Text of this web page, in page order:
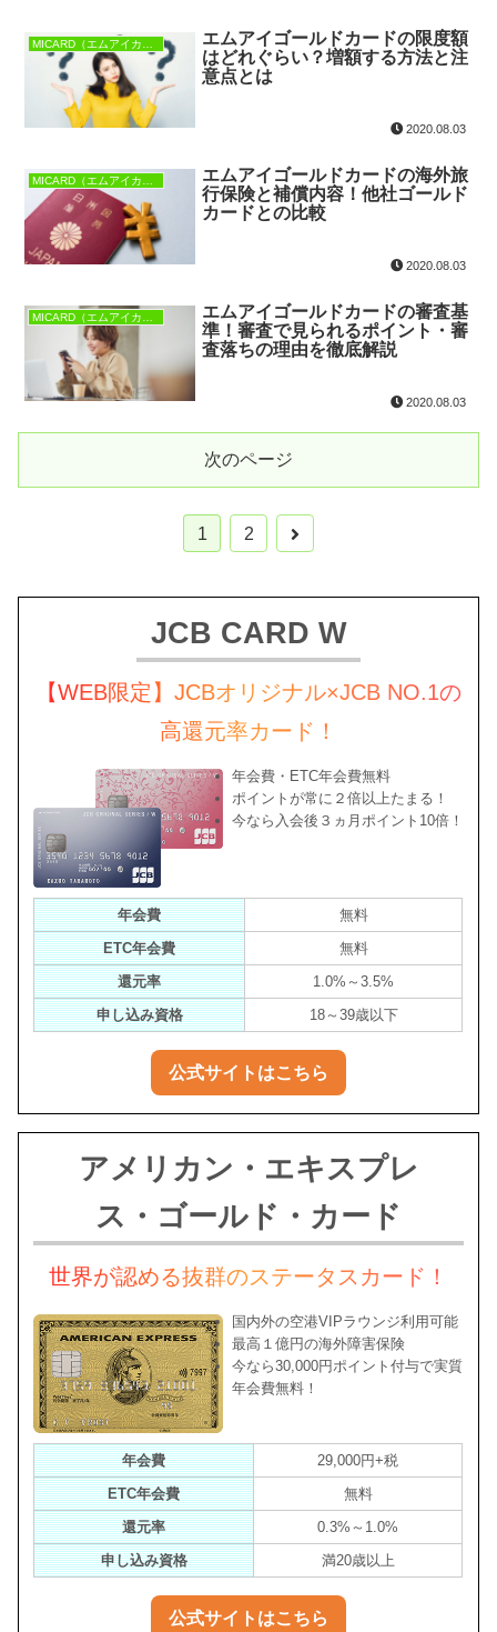
エムアイゴールドカードの限度額
はどれぐらい？増額する方法と注
意点とは
2020.08.03
エムアイゴールドカードの海外旅
行保険と補償内容！他社ゴールド
カードとの比較
2020.08.03
エムアイゴールドカードの審査基
準！審査で見られるポイント・審
査落ちの理由を徹底解説
2020.08.03
次のページ
1 2
JCB CARD W
【WEB限定】JCBオリジナル×JCB NO.1の
高還元率カード！
年会費・ETC年会費無料
ポイントが常に２倍以上たまる！
今なら入会後３ヵ月ポイント10倍！
年会費
無料
ETC年会費
無料
還元率
1.0%～3.5%
申し込み資格
18～39歳以下
公式サイトはこちら
アメリカン・エキスプレ
ス・ゴールド・カード
世界が認める抜群のステータスカード！
国内外の空港VIPラウンジ利用可能
最高１億円の海外障害保険
今なら30,000円ポイント付与で実質
年会費無料！
年会費
29,000円+税
ETC年会費
無料
還元率
0.3%～1.0%
申し込み資格
満20歳以上
公式サイトはこちら